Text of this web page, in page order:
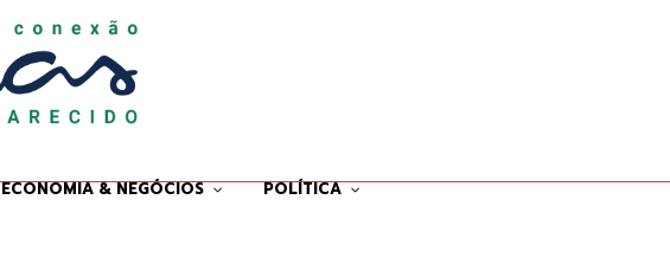
ECONOMIA & NEGÓCIOS POLÍTICA